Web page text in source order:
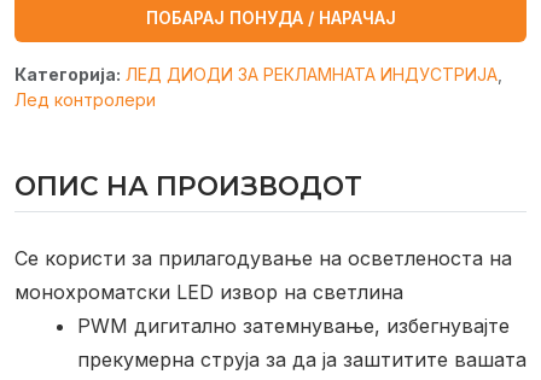
ПОБАРАЈ ПОНУДА / НАРАЧАЈ
Категорија: ЛЕД ДИОДИ ЗА РЕКЛАМНАТА ИНДУСТРИЈА
Лед контролери
ОПИС НА ПРОИЗВОДОТ
Се користи за прилагодување на осветленоста на
монохроматски LED извор на светлина
PWM дигитално затемнување, избегнувајте
прекумерна струја за да ја заштитите вашата